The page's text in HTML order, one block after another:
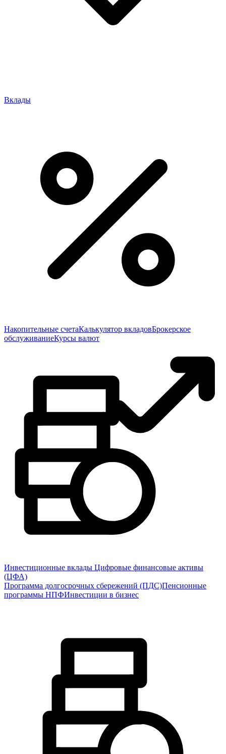
Вклады
Накопительные счетаКалькулятор вкладовБрокерское
обслуживаниеКурсы валют
Инвестиционные вклады Цифровые финансовые активы
(ЦФА)
Программа долгосрочных сбережений (ПДС)Пенсионные
программы НПФИнвестиции в бизнес